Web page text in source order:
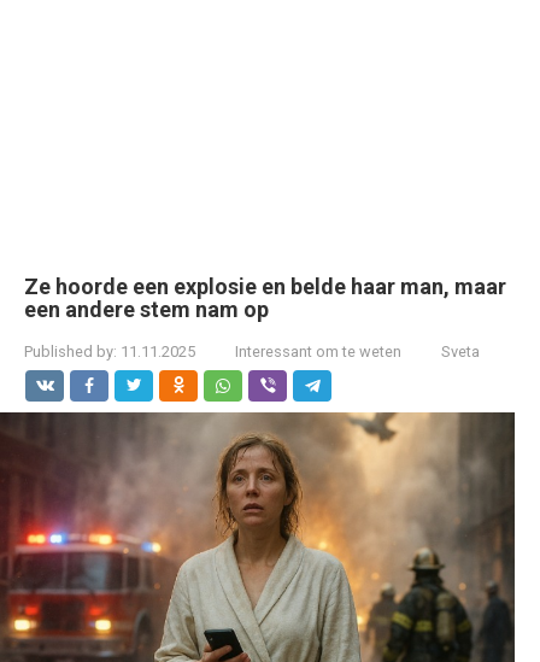
Ze hoorde een explosie en belde haar man, maar
een andere stem nam op
Published by: 11.11.2025 Interessant om te weten Sveta